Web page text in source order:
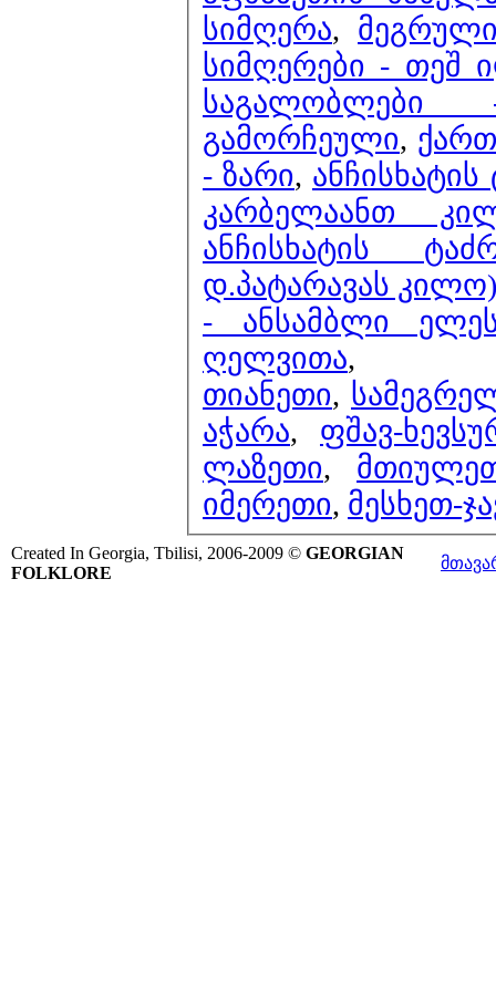
სიმღერა,
სიმღერები - თეშ
საგალობლები
გამორჩეული,
- ზარი,
კარბელაანთ
ანჩისხატის
დ.პატარავას კილო)
- ანსამბლი
ღელვითა,
თიანეთი,
აჭარა, ფშავ-
ლაზეთი,
იმერეთი, მესხეთ-
Created In Georgia, Tbilisi, 2006-2009 © GEORGIAN
FOLKLORE